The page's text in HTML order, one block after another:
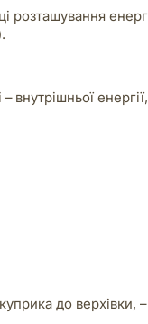
розташування
внутрішньої
до верхівки, –